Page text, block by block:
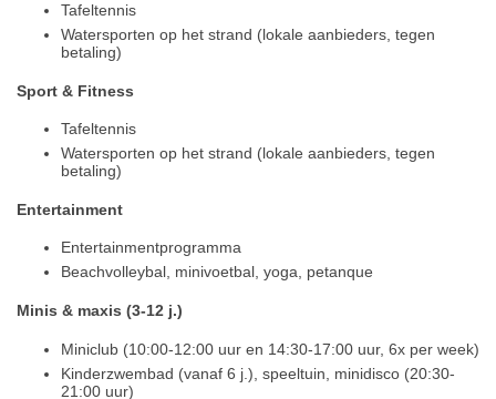
Tafeltennis
Watersporten op het strand (lokale aanbieders, tegen
betaling)
Sport & Fitness
Tafeltennis
Watersporten op het strand (lokale aanbieders, tegen
betaling)
Entertainment
Entertainmentprogramma
Beachvolleybal, minivoetbal, yoga, petanque
Minis & maxis (3-12 j.)
Miniclub (10:00-12:00 uur en 14:30-17:00 uur, 6x per week)
Kinderzwembad (vanaf 6 j.), speeltuin, minidisco (20:30-
21:00 uur)